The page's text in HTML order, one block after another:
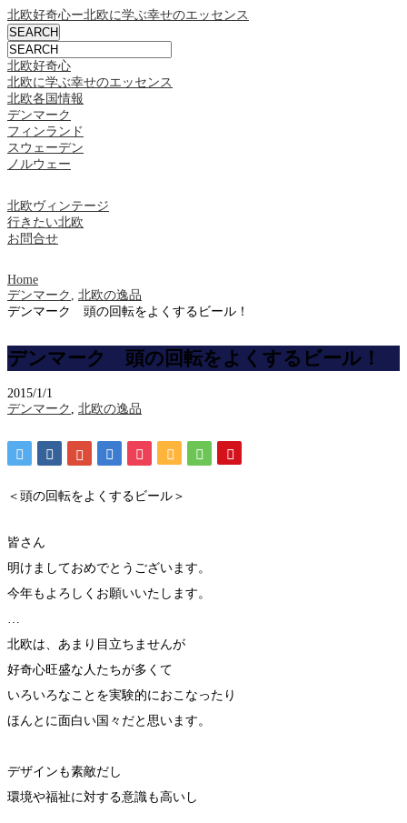
北欧好奇心ー北欧に学ぶ幸せのエッセンス
北欧好奇心
北欧に学ぶ幸せのエッセンス
北欧各国情報
デンマーク
フィンランド
スウェーデン
ノルウェー
北欧ヴィンテージ
行きたい北欧
お問合せ
Home
デンマーク , 北欧の逸品
デンマーク 頭の回転をよくするビール！
デンマーク 頭の回転をよくするビール！
2015/1/1
デンマーク , 北欧の逸品
＜頭の回転をよくするビール＞
皆さん
明けましておめでとうございます。
今年もよろしくお願いいたします。
…
北欧は、あまり目立ちませんが
好奇心旺盛な人たちが多くて
いろいろなことを実験的におこなったり
ほんとに面白い国々だと思います。
デザインも素敵だし
環境や福祉に対する意識も高いし